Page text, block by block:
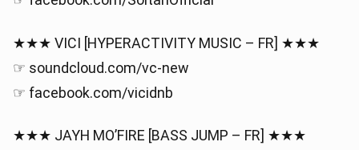
★★★ VICI [HYPERACTIVITY MUSIC – FR] ★★★
☞ soundcloud.com/vc-new
☞ facebook.com/vicidnb
★★★ JAYH MO’FIRE [BASS JUMP – FR] ★★★